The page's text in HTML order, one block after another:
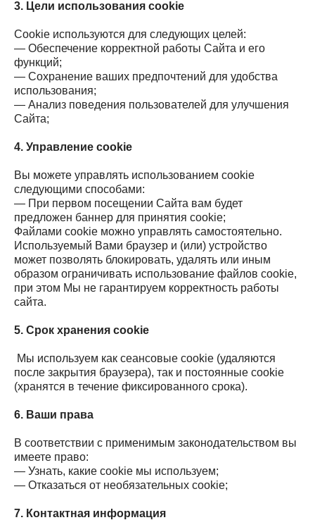
3. Цели использования cookie
Cookie используются для следующих целей:
— Обеспечение корректной работы Сайта и его
функций;
— Сохранение ваших предпочтений для удобства
использования;
— Анализ поведения пользователей для улучшения
Сайта;
4. Управление cookie
Вы можете управлять использованием cookie
следующими способами:
— При первом посещении Сайта вам будет
предложен баннер для принятия cookie;
Файлами cookie можно управлять самостоятельно.
Используемый Вами браузер и (или) устройство
может позволять блокировать, удалять или иным
образом ограничивать использование файлов cookie,
при этом Мы не гарантируем корректность работы
сайта.
5. Срок хранения cookie
Мы используем как сеансовые cookie (удаляются
после закрытия браузера), так и постоянные cookie
(хранятся в течение фиксированного срока).
6. Ваши права
В соответствии с применимым законодательством вы
имеете право:
— Узнать, какие cookie мы используем;
— Отказаться от необязательных cookie;
7. Контактная информация